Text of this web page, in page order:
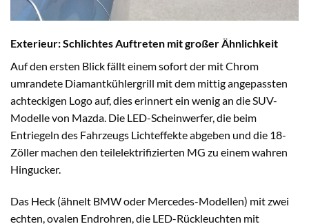
Exterieur:Schlichtes Auftreten mit großer Ähnlichkeit
Auf den ersten Blick fällt einem sofort der mit Chrom
umrandete Diamantkühlergrill mit dem mittig angepassten
achteckigen Logo auf, dies erinnert ein wenig an die SUV-
Modelle von Mazda. Die LED-Scheinwerfer, die beim
Entriegeln des Fahrzeugs Lichteffekte abgeben und die 18-
Zöller machen den teilelektrifizierten MG zu einem wahren
Hingucker.
Das Heck (ähnelt BMW oder Mercedes-Modellen) mit zwei
echten, ovalen Endrohren, die LED-Rückleuchten mit